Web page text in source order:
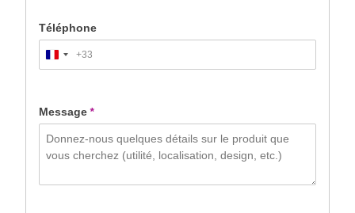
Téléphone
France
+33
+33
Message*